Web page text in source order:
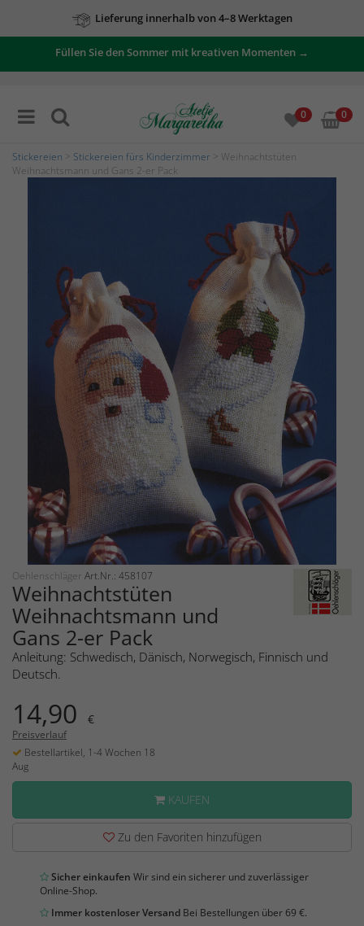
Lieferung innerhalb von 4–8 Werktagen
Füllen Sie den Sommer mit kreativen Momenten →
0 0
Stickereien Stickereien fürs Kinderzimmer > Weihnachtstüten
Weihnachtsmann und Gans 2-er Pack
Oehlenschläger Art.Nr.: 458107
Weihnachtstüten
Weihnachtsmann und
Gans 2-er Pack
Anleitung: Schwedisch, Dänisch, Norwegisch, Finnisch und
Deutsch.
14,90 €
Preisverlauf
Bestellartikel, 1-4 Wochen 18
Aug
KAUFEN
Zu den Favoriten hinzufügen
Sicher einkaufen Wir sind ein sicherer und zuverlässiger
Online-Shop.
Immer kostenloser Versand Bei Bestellungen über 69 €.